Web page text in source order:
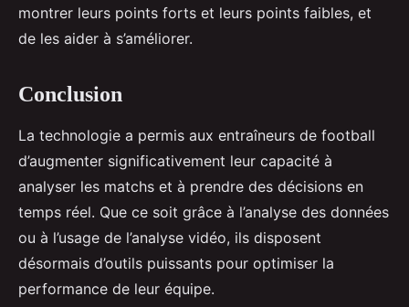
montrer leurs points forts et leurs points faibles, et
de les aider à s’améliorer.
Conclusion
La technologie a permis aux entraîneurs de football
d’augmenter significativement leur capacité à
analyser les matchs et à prendre des décisions en
temps réel. Que ce soit grâce à l’analyse des données
ou à l’usage de l’analyse vidéo, ils disposent
désormais d’outils puissants pour optimiser la
performance de leur équipe.